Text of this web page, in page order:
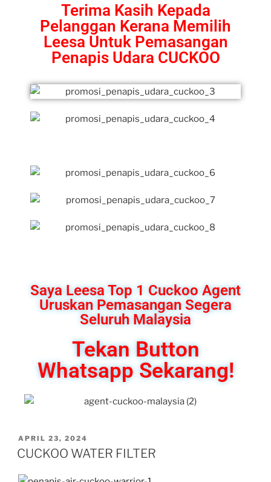
Terima Kasih Kepada
Pelanggan Kerana Memilih
Leesa Untuk Pemasangan
Penapis Udara CUCKOO
Saya Leesa Top 1 Cuckoo Agent
Uruskan Pemasangan Segera
Seluruh Malaysia
Tekan Button
Whatsapp Sekarang!
APRIL 23, 2024
CUCKOO WATER FILTER